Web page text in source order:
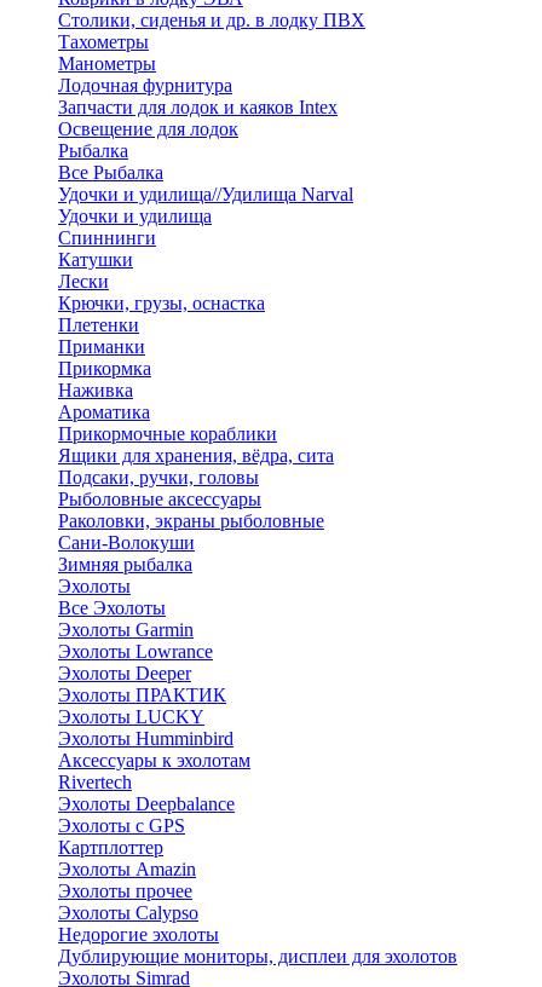
Столики, сиденья и др. в лодку ПВХ
Тахометры
Манометры
Лодочная фурнитура
Запчасти для лодок и каяков Intex
Освещение для лодок
Рыбалка
Все Рыбалка
Удочки и удилища//Удилища Narval
Удочки и удилища
Спиннинги
Катушки
Лески
Крючки, грузы, оснастка
Плетенки
Приманки
Прикормка
Наживка
Ароматика
Прикормочные кораблики
Ящики для хранения, вёдра, сита
Подсаки, ручки, головы
Рыболовные аксессуары
Раколовки, экраны рыболовные
Сани-Волокуши
Зимняя рыбалка
Эхолоты
Все Эхолоты
Эхолоты Garmin
Эхолоты Lowrance
Эхолоты Deeper
Эхолоты ПРАКТИК
Эхолоты LUCKY
Эхолоты Humminbird
Аксессуары к эхолотам
Rivertech
Эхолоты Deepbalance
Эхолоты с GPS
Картплоттер
Эхолоты Amazin
Эхолоты прочее
Эхолоты Calypso
Недорогие эхолоты
Дублирующие мониторы, дисплеи для эхолотов
Эхолоты Simrad